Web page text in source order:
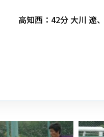
高知西：42分 大川 遼